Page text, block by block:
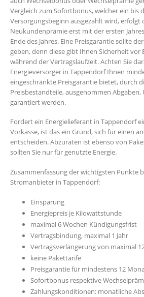
Vergleich zum Sofortbonus, welcher ein bis
Versorgungsbeginn ausgezahlt wird, erfolgt
Neukundenprämie erst mit der ersten
Ende des Jahres. Eine Preisgarantie sollte
geben, denn diese gibt Ihnen Sicherheit vor
während der Vertragslaufzeit. Achten Sie
Energieversorger in Tappendorf Ihnen
eingeschränkte Preisgarantie bietet, durch
Preisbestandteile, ausgenommen Abgaben,
garantiert werden.
Fordert ein Energielieferant in Tappendorf
Vorkasse, ist das ein Grund, sich für einen
entscheiden. Abzuraten ist ebenso von
sollten Sie nur für genutzte Energie.
Zusammenfassung der wichtigsten Punkte
Stromanbieter in Tappendorf:
Einsparung
Energiepreis je Kilowattstunde
maximal 6 Wochen Kündigungsfrist
Vertragsbindung, maximal 1 Jahr
Vertragsverlängerung von maximal
keine Pakettarife
Preisgarantie für mindestens 12
Sofortbonus respektive
Zahlungskonditionen: monatliche